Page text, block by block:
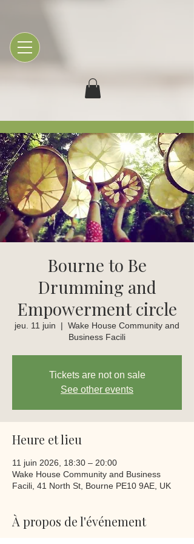
Bourne to Be
Drumming and
Empowerment circle
jeu. 11 juin
  |
Wake House Community and
Business Facili
Tickets are not on sale
See other events
Heure et lieu
11 juin 2026, 18:30 – 20:00
Wake House Community and Business
Facili, 41 North St, Bourne PE10 9AE, UK
À propos de l'événement